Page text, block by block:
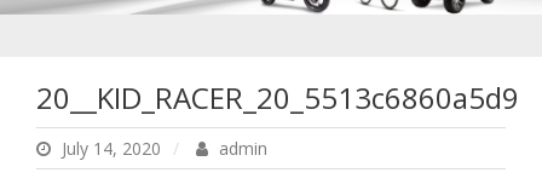
20__KID_RACER_20_5513c6860a5d9
July 14, 2020 admin